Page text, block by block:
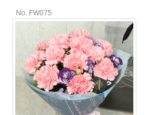
No. FW075